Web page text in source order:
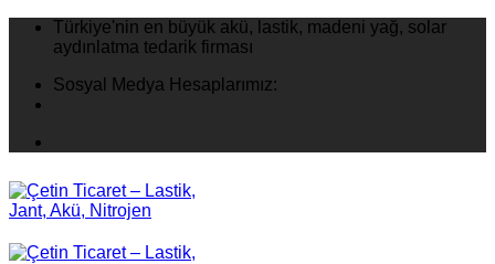
İçeriğeTürkiye'nin en büyük akü, lastik, madeni yağ, solar
aydınlatma tedarik firması
Sosyal Medya Hesaplarımız: